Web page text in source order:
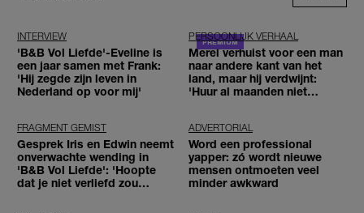
INTERVIEW
'B&B Vol Liefde'-Eveline is
een jaar samen met Frank:
'Hij zegde zijn leven in
Nederland op voor mij'
PERSOONLIJK VERHAAL
Merel verhuist voor een man
naar andere kant van het
land, maar hij verdwijnt:
'Huur al maanden niet
FRAGMENT GEMIST
Gesprek Iris en Edwin neemt
onverwachte wending in
'B&B Vol Liefde': 'Hoopte
dat je niet verliefd zou
ADVERTORIAL
Word een professional
yapper: zó wordt nieuwe
mensen ontmoeten veel
minder awkward